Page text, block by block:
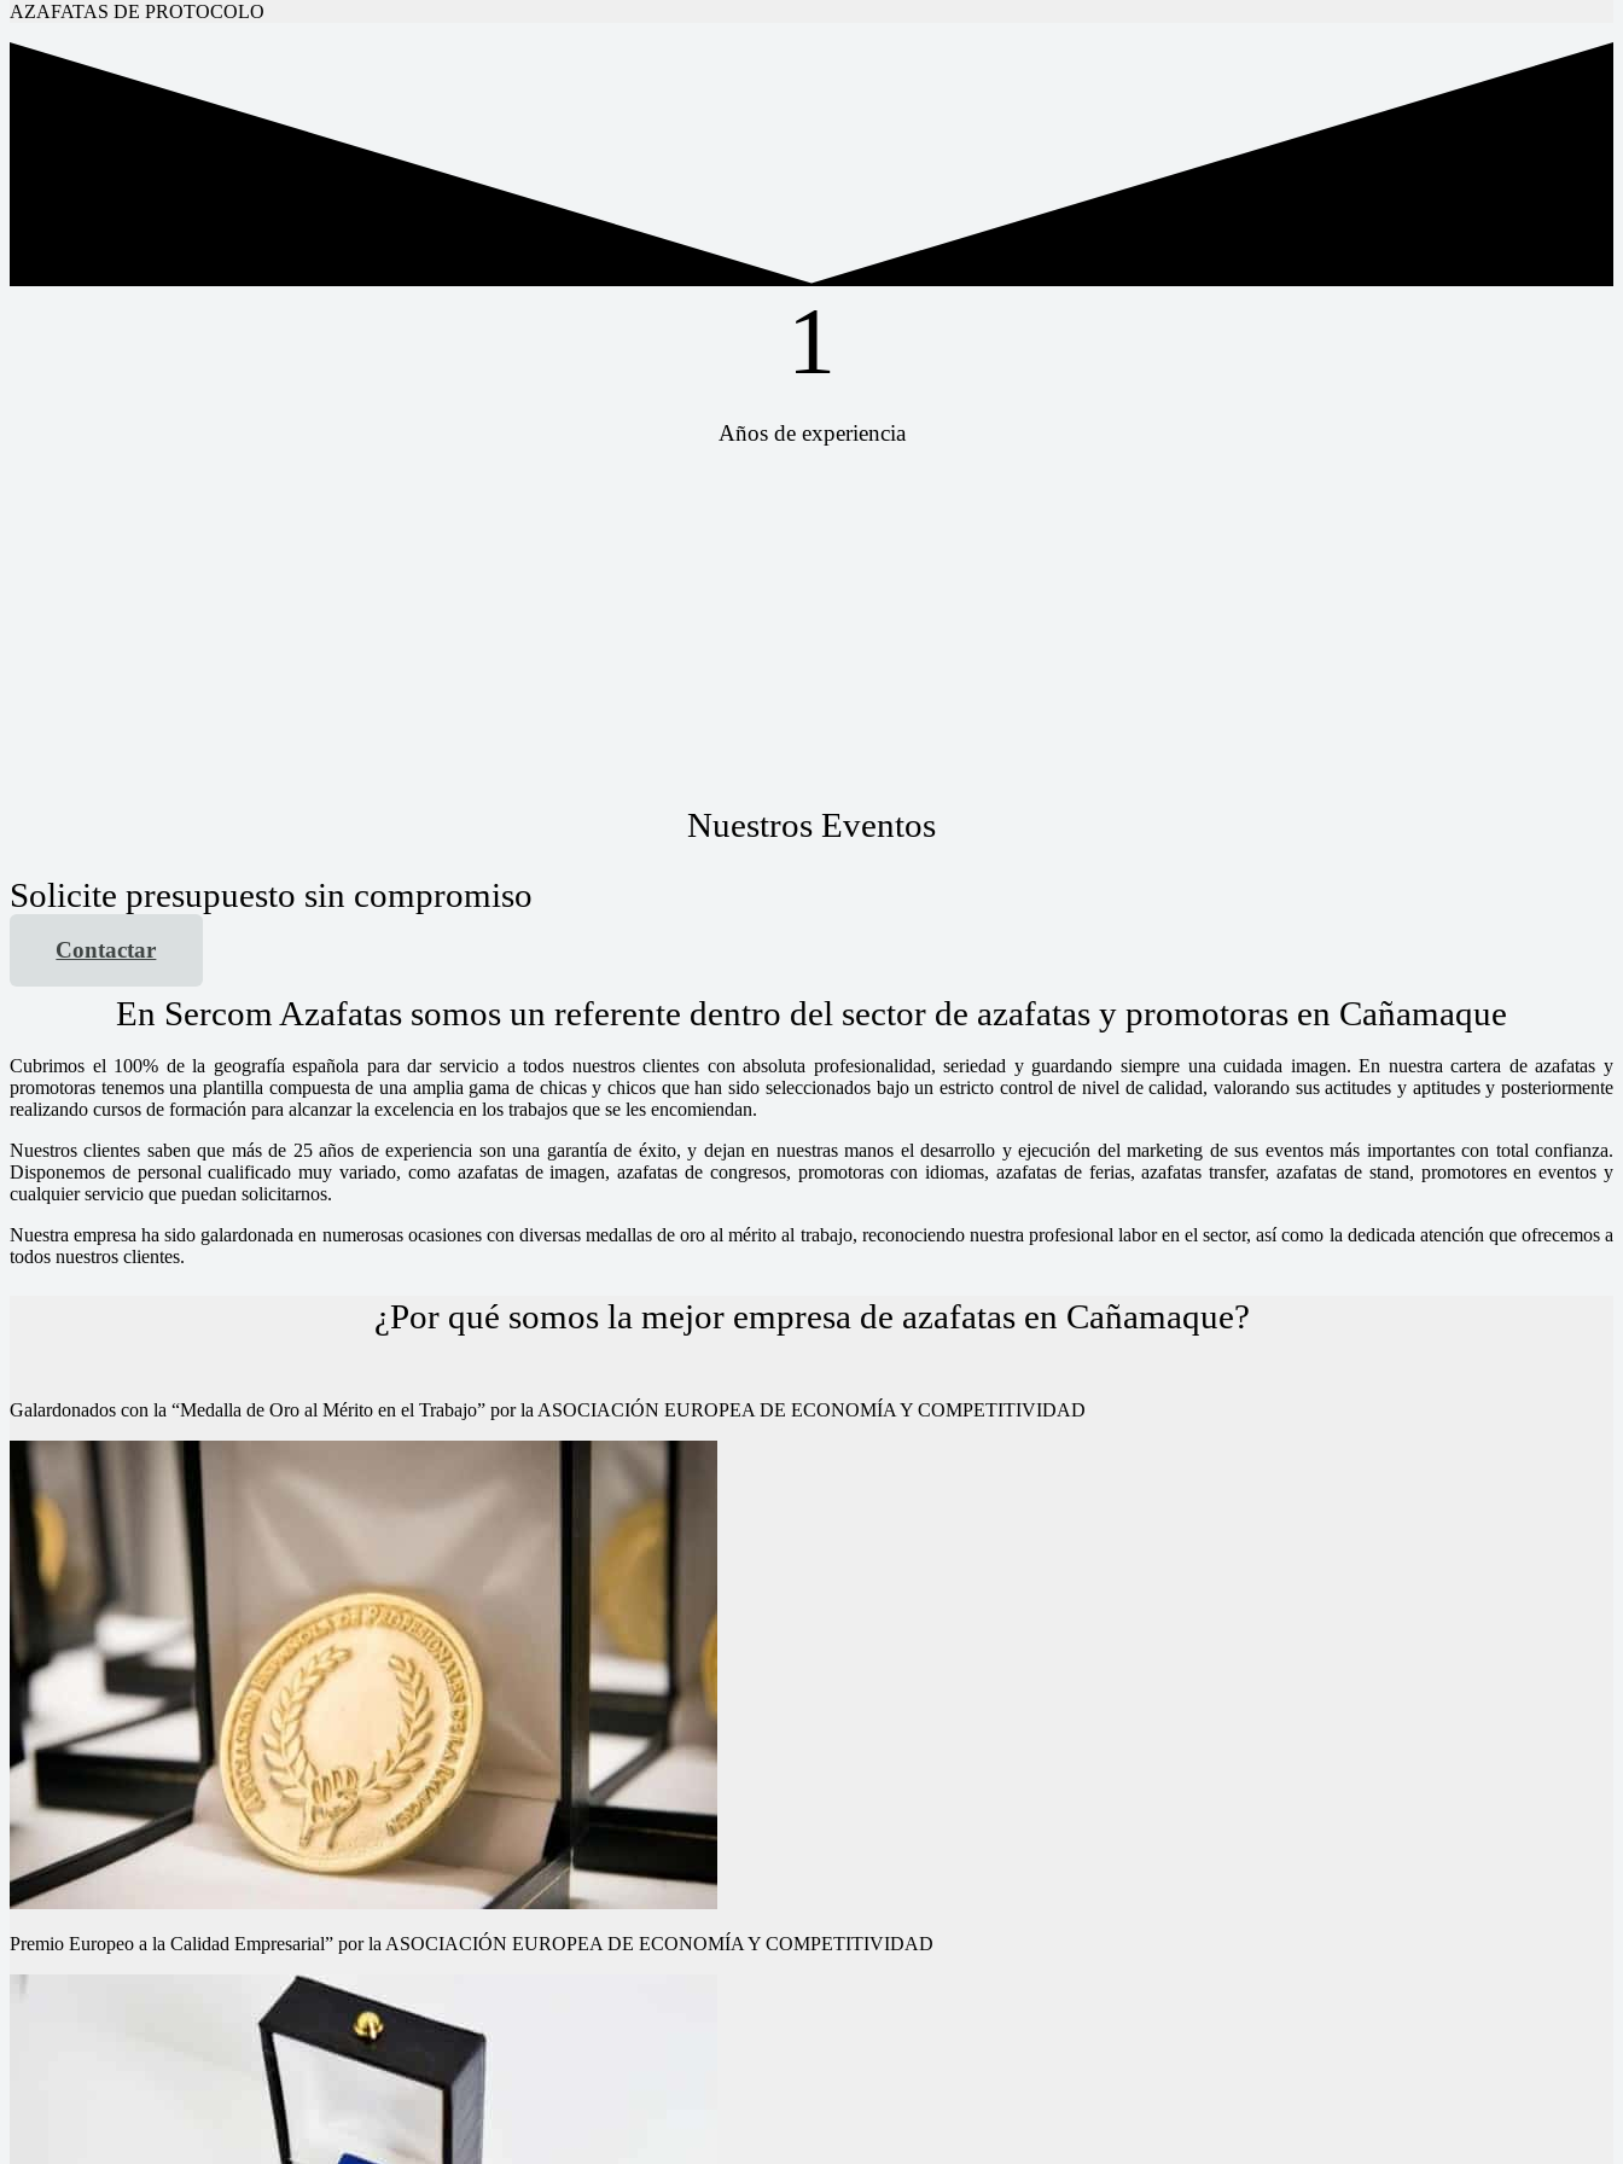
AZAFATAS DE PROTOCOLO
1
Años de experiencia
Nuestros Eventos
Solicite presupuesto sin compromiso
Contactar
En Sercom Azafatas somos un referente dentro del sector de azafatas y promotoras en Cañamaque
Cubrimos el 100% de la geografía española para dar servicio a todos nuestros clientes con absoluta profesionalidad, seriedad y guardando siempre una cuidada imagen. En nuestra cartera de azafatas y
promotoras tenemos una plantilla compuesta de una amplia gama de chicas y chicos que han sido seleccionados bajo un estricto control de nivel de calidad, valorando sus actitudes y aptitudes y posteriormente
realizando cursos de formación para alcanzar la excelencia en los trabajos que se les encomiendan.
Nuestros clientes saben que más de 25 años de experiencia son una garantía de éxito, y dejan en nuestras manos el desarrollo y ejecución del marketing de sus eventos más importantes con total confianza.
Disponemos de personal cualificado muy variado, como azafatas de imagen, azafatas de congresos, promotoras con idiomas, azafatas de ferias, azafatas transfer, azafatas de stand, promotores en eventos y
cualquier servicio que puedan solicitarnos.
Nuestra empresa ha sido galardonada en numerosas ocasiones con diversas medallas de oro al mérito al trabajo, reconociendo nuestra profesional labor en el sector, así como la dedicada atención que ofrecemos a
todos nuestros clientes.
¿Por qué somos la mejor empresa de azafatas en Cañamaque?
Galardonados con la “Medalla de Oro al Mérito en el Trabajo” por la ASOCIACIÓN EUROPEA DE ECONOMÍA Y COMPETITIVIDAD
Premio Europeo a la Calidad Empresarial” por la ASOCIACIÓN EUROPEA DE ECONOMÍA Y COMPETITIVIDAD